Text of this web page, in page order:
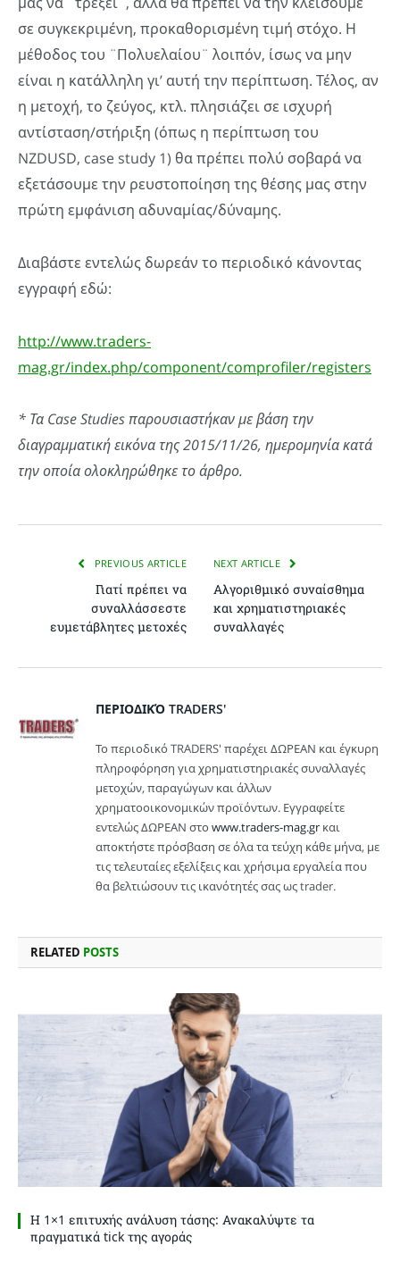
σε συγκεκριμένη, προκαθορισμένη τιμή στόχο. Η
μέθοδος του ¨Πολυελαίου¨ λοιπόν, ίσως να μην
είναι η κατάλληλη γι’ αυτή την περίπτωση. Τέλος, αν
η μετοχή, το ζεύγος, κτλ. πλησιάζει σε ισχυρή
αντίσταση/στήριξη (όπως η περίπτωση του
NZDUSD, case study 1) θα πρέπει πολύ σοβαρά να
εξετάσουμε την ρευστοποίηση της θέσης μας στην
πρώτη εμφάνιση αδυναμίας/δύναμης.
Διαβάστε εντελώς δωρεάν το περιοδικό κάνοντας
εγγραφή εδώ:
http://www.traders-
mag.gr/index.php/component/comprofiler/registers
* Τα Case Studies παρουσιαστήκαν με βάση την
διαγραμματική εικόνα της 2015/11/26, ημερομηνία κατά
την οποία ολοκληρώθηκε το άρθρο.
PREVIOUS ARTICLE
Γιατί πρέπει να
συναλλάσσεστε
ευμετάβλητες μετοχές
NEXT ARTICLE
Αλγοριθμικό συναίσθημα
και χρηματιστηριακές
συναλλαγές
ΠΕΡΙΟΔΙΚΌ TRADERS'
Το περιοδικό TRADERS' παρέχει ΔΩΡΕΑΝ και έγκυρη
πληροφόρηση για χρηματιστηριακές συναλλαγές
μετοχών, παραγώγων και άλλων
χρηματοοικονομικών προϊόντων. Εγγραφείτε
εντελώς ΔΩΡΕΑΝ στο www.traders-mag.gr και
αποκτήστε πρόσβαση σε όλα τα τεύχη κάθε μήνα, με
τις τελευταίες εξελίξεις και χρήσιμα εργαλεία που
θα βελτιώσουν τις ικανότητές σας ως trader.
RELATED POSTS
Η 1×1 επιτυχής ανάλυση τάσης: Ανακαλύψτε τα
πραγματικά tick της αγοράς